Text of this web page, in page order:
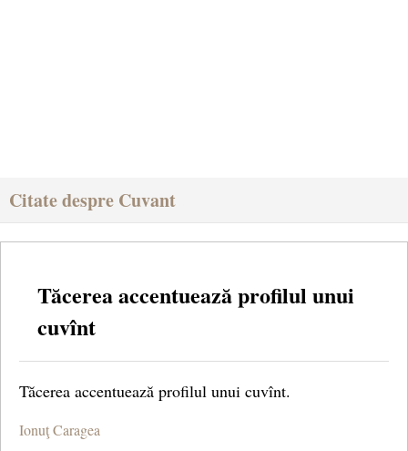
Citate despre Cuvant
Tăcerea accentuează profilul unui
cuvînt
Tăcerea accentuează profilul unui cuvînt.
Ionuţ Caragea